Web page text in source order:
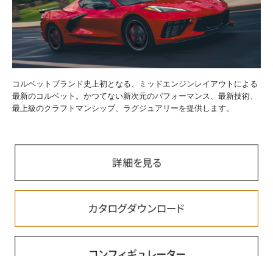
コルベットブランド史上初となる、ミッドエンジンレイアウトによる
最新のコルベット。かつてない新次元のパフォーマンス、最新技術、
最上級のクラフトマンシップ、ラグジュアリーを提供します。